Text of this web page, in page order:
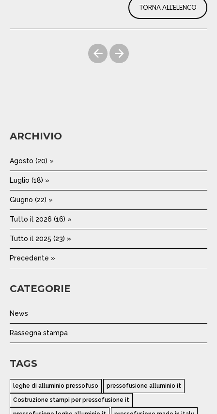
TORNA ALL'ELENCO
ARCHIVIO
Agosto (20) »
Luglio (18) »
Giugno (22) »
Tutto il 2026 (16) »
Tutto il 2025 (23) »
Precedente »
CATEGORIE
News
Rassegna stampa
TAGS
leghe di alluminio pressofuso pressofusione alluminio it
Costruzione stampi per pressofusione it